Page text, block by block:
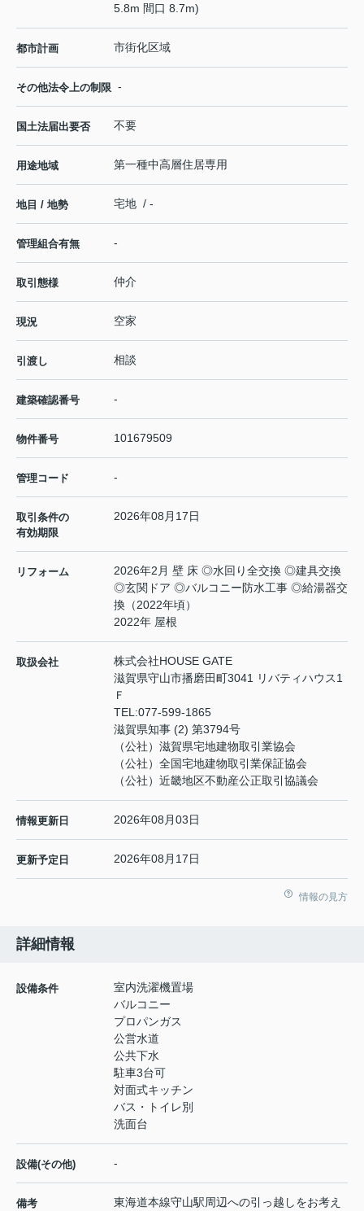
5.8m 間口 8.7m)
都市計画 市街化区域
その他法令上の制限 -
国土法届出要否 不要
用途地域 第一種中高層住居専用
地目 / 地勢 宅地 / -
管理組合有無 -
取引態様 仲介
現況 空家
引渡し 相談
建築確認番号 -
物件番号 101679509
管理コード -
取引条件の
有効期限
2026年08月17日
リフォーム
2026年2月 壁 床 ◎水回り全交換 ◎建具交換
◎玄関ドア ◎バルコニー防水工事 ◎給湯器交
換（2022年頃）
2022年 屋根
取扱会社
株式会社HOUSE GATE
滋賀県守山市播磨田町3041 リバティハウス1
Ｆ
TEL:077-599-1865
滋賀県知事 (2) 第3794号
（公社）滋賀県宅地建物取引業協会
（公社）全国宅地建物取引業保証協会
（公社）近畿地区不動産公正取引協議会
情報更新日 2026年08月03日
更新予定日 2026年08月17日
情報の見方
詳細情報
設備条件
室内洗濯機置場
バルコニー
プロパンガス
公営水道
公共下水
駐車3台可
対面式キッチン
バス・トイレ別
洗面台
設備(その他) -
備考
東海道本線守山駅周辺への引っ越しをお考え